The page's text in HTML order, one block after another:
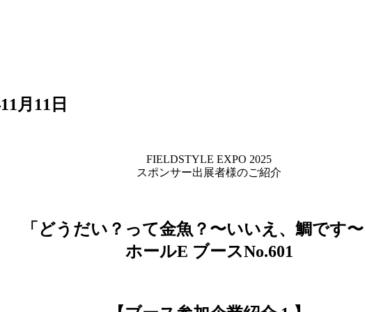
月11日
FIELDSTYLE EXPO 2025
スポンサー出展者様のご紹介
「どうだい？って金魚？〜いいえ、鯛です
ホールE ブースNo.601